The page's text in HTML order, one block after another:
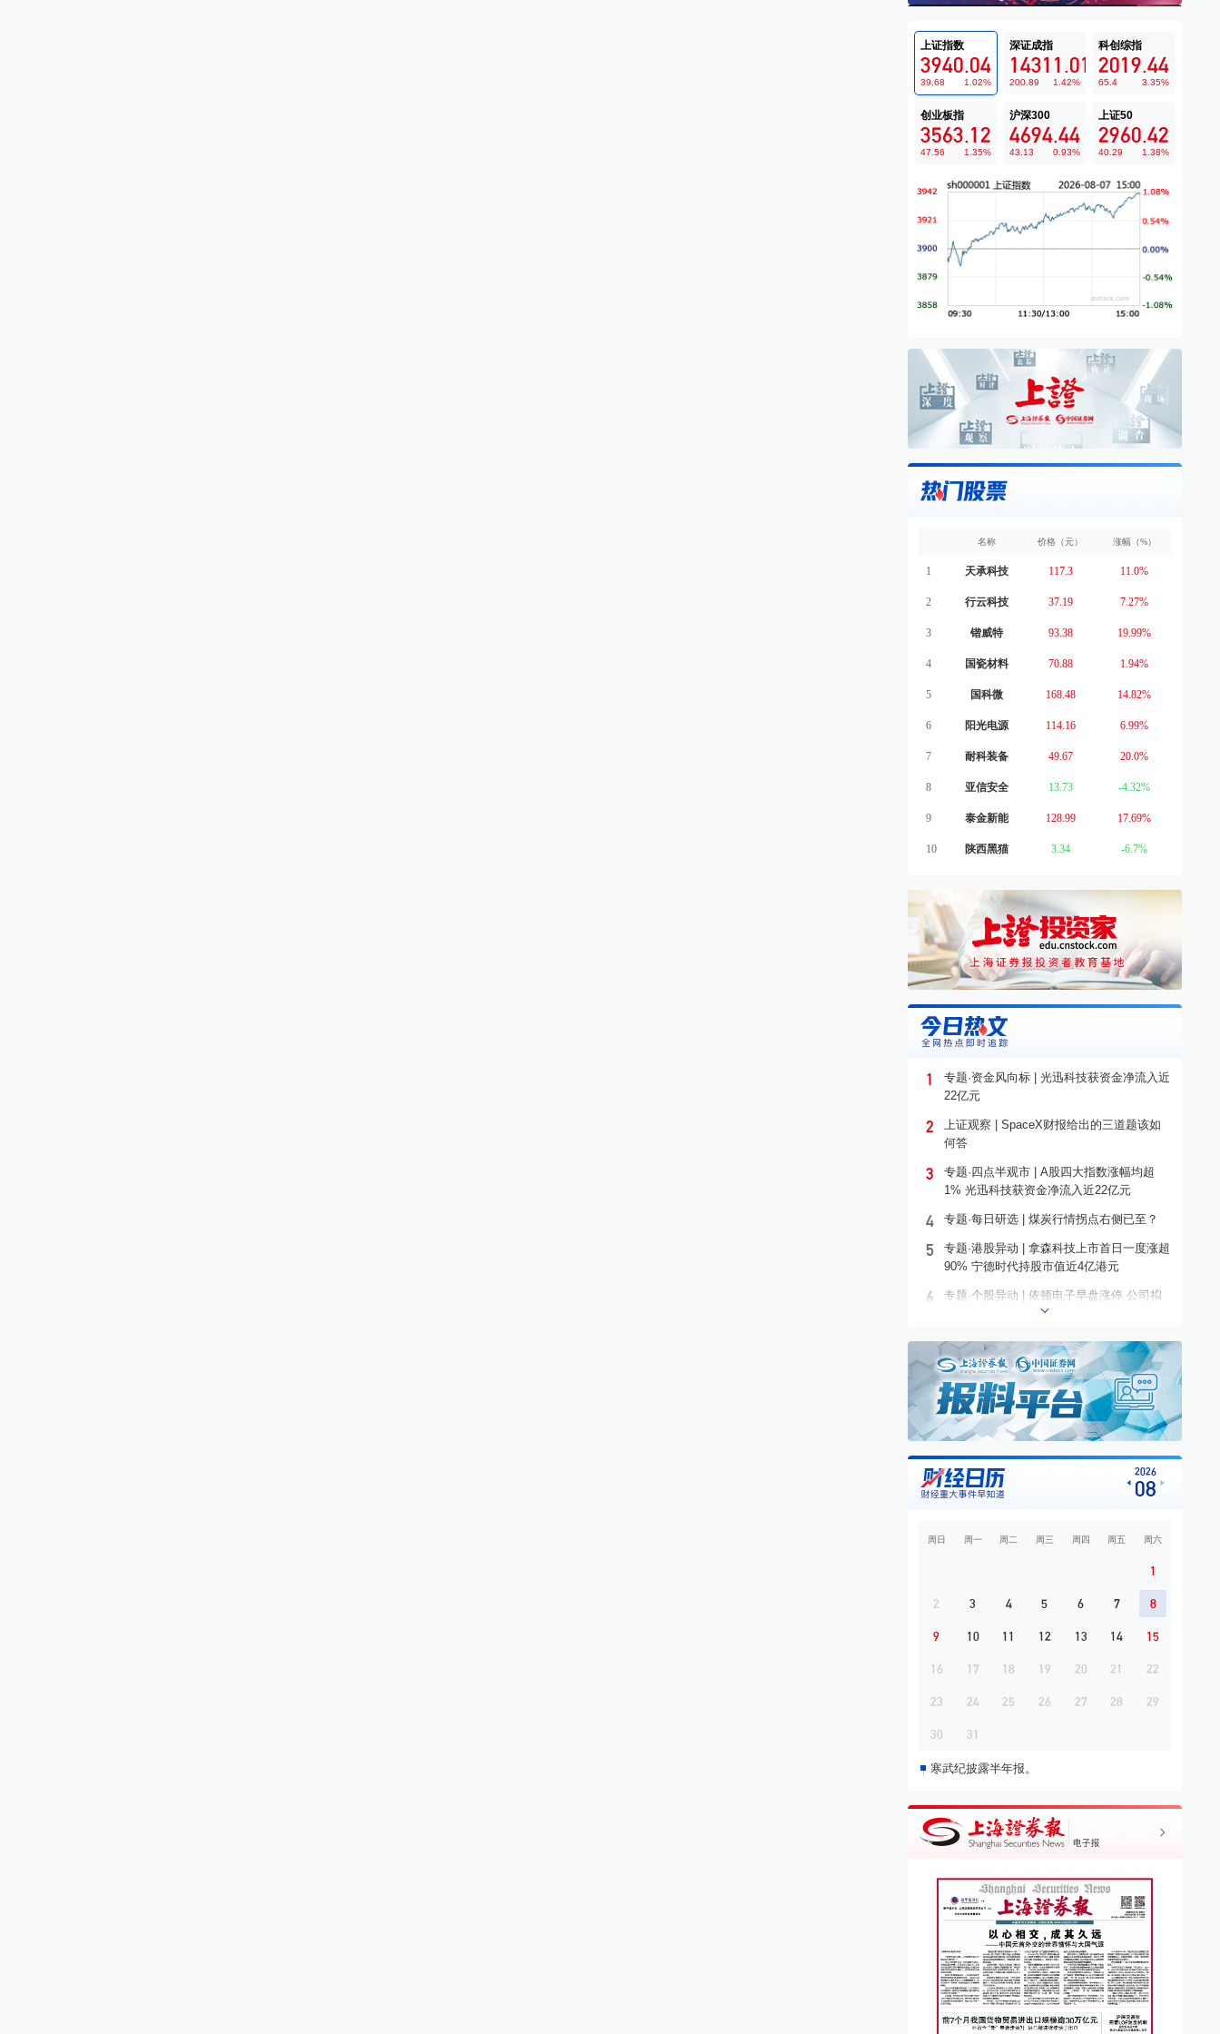
上证指数
3940.04
39.68 1.02%
深证成指
14311.01
200.89 1.42%
科创综指
2019.44
65.4 3.35%
创业板指
3563.12
47.56 1.35%
沪深300
4694.44
43.13 0.93%
上证50
2960.42
40.29 1.38%
名称 价格（元） 涨幅（%）
1 天承科技 117.3 11.0%
2 行云科技 37.19 7.27%
3 锴威特 93.38 19.99%
4 国瓷材料 70.88 1.94%
5 国科微 168.48 14.82%
6 阳光电源 114.16 6.99%
7 耐科装备 49.67 20.0%
8 亚信安全 13.73 -4.32%
9 泰金新能 128.99 17.69%
10 陕西黑猫 3.34 -6.7%
1
专题·资金风向标 | 光迅科技获资金净流入近
22亿元
2
上证观察 | SpaceX财报给出的三道题该如
何答
3
专题·四点半观市 | A股四大指数涨幅均超
1% 光迅科技获资金净流入近22亿元
4 专题·每日研选 | 煤炭行情拐点右侧已至？
5
专题·港股异动 | 拿森科技上市首日一度涨超
90% 宁德时代持股市值近4亿港元
6
专题·个股异动 | 依顿电子早盘涨停 公司拟
募资20亿元投建高端PCB项目
7
专题·板块异动 | 铜箔概念走高 铜冠铜箔一
度涨停
8
专题·国际晨讯 | Alphabet启动250亿美元发
债 美国将对多晶硅衍生品加征15%关税
9 开盘必读
10 专题·市场探“涨” | 需求拉动 它们都在涨价
2026
08
周日 周一 周二 周三 周四 周五 周六
1
2 3 4 5 6 7 8
9 10 11 12 13 14 15
16 17 18 19 20 21 22
23 24 25 26 27 28 29
30 31
寒武纪披露半年报。